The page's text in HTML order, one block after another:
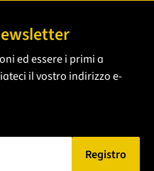
ed essere i primi a
il vostro indirizzo e-
Registro